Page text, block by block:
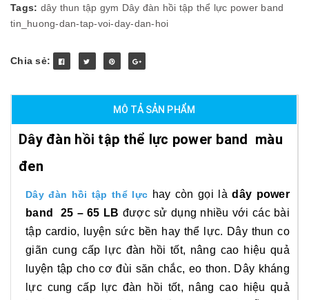
Tags: dây thun tập gym Dây đàn hồi tập thể lực power band
tin_huong-dan-tap-voi-day-dan-hoi
Chia sẻ:
MÔ TẢ SẢN PHẨM
Dây đàn hồi tập thể lực power band màu
đen
Dây đàn hồi tập thể lực hay còn gọi làdây power
band 25 – 65 LB được sử dụng nhiều với các bài
tập cardio, luyện sức bền hay thể lực. Dây thun co
giãn cung cấp lực đàn hồi tốt, nâng cao hiệu quả
luyện tập cho cơ đùi săn chắc, eo thon. Dây kháng
lực cung cấp lực đàn hồi tốt, nâng cao hiệu quả